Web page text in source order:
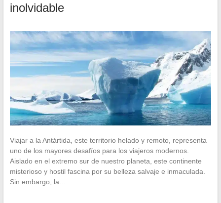
inolvidable
Viajar a la Antártida, este territorio helado y remoto, representa
uno de los mayores desafíos para los viajeros modernos.
Aislado en el extremo sur de nuestro planeta, este continente
misterioso y hostil fascina por su belleza salvaje e inmaculada.
Sin embargo, la…